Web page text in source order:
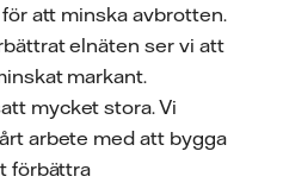
att minska avbrotten.
elnäten ser vi att
markant.
mycket stora. Vi
arbete med att bygga
förbättra